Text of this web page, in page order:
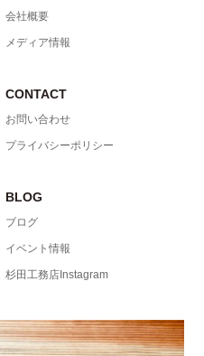
会社概要
メディア情報
CONTACT
お問い合わせ
プライバシーポリシー
BLOG
ブログ
イベント情報
杉田工務店Instagram